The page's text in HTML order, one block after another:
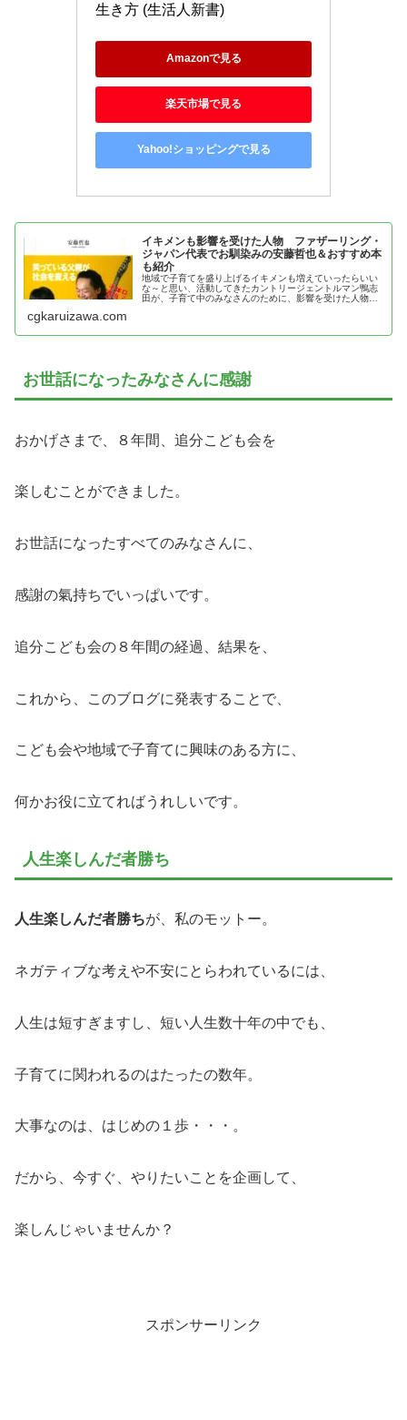
生き方 (生活人新書)
Amazonで見る
楽天市場で見る
Yahoo!ショッピングで見る
イキメンも影響を受けた人物 ファザーリング・
ジャパン代表でお馴染みの安藤哲也＆おすすめ本
も紹介
地域で子育てを盛り上げるイキメンも増えていったらいい
な～と思い、活動してきたカントリージェントルマン鴨志
田が、子育て中のみなさんのために、影響を受けた人物、
cgkaruizawa.com
お世話になったみなさんに感謝
おかげさまで、８年間、追分こども会を
楽しむことができました。
お世話になったすべてのみなさんに、
感謝の氣持ちでいっぱいです。
追分こども会の８年間の経過、結果を、
これから、このブログに発表することで、
こども会や地域で子育てに興味のある方に、
何かお役に立てればうれしいです。
人生楽しんだ者勝ち
人生楽しんだ者勝ちが、私のモットー。
ネガティブな考えや不安にとらわれているには、
人生は短すぎますし、短い人生数十年の中でも、
子育てに関われるのはたったの数年。
大事なのは、はじめの１歩・・・。
だから、今すぐ、やりたいことを企画して、
楽しんじゃいませんか？
スポンサーリンク